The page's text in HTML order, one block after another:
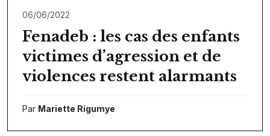
06/06/2022
Fenadeb : les cas des enfants
victimes d’agression et de
violences restent alarmants
Par Mariette Rigumye